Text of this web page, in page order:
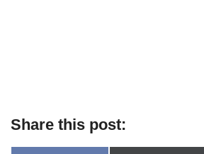
Share this post: